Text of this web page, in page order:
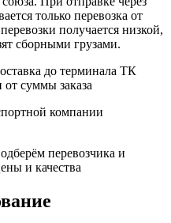
только перевозка от
получается низкой,
сборными грузами.
до терминала ТК
от суммы заказа
компании
перевозчика и
и качества